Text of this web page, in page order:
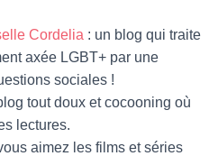
Cordelia : un blog qui traite
axée LGBT+ par une
sociales !
tout doux et cocooning où
lectures.
aimez les films et séries